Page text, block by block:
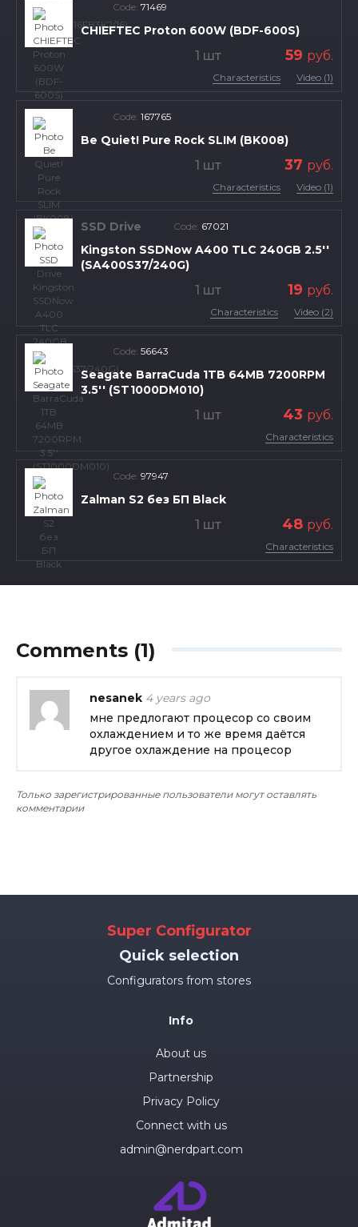
Code: 71469
CHIEFTEC Proton 600W (BDF-600S)
1 шт 59 руб.
Characteristics Video (1)
Code: 167765
Be Quiet! Pure Rock SLIM (BK008)
1 шт 37 руб.
Characteristics Video (1)
SSD Drive Code: 67021
Kingston SSDNow A400 TLC 240GB 2.5''
(SA400S37/240G)
1 шт 19 руб.
Characteristics Video (2)
Code: 56643
Seagate BarraCuda 1TB 64MB 7200RPM
3.5'' (ST1000DM010)
1 шт 43 руб.
Characteristics
Code: 97947
Zalman S2 без БП Black
1 шт 48 руб.
Characteristics
Comments (1)
nesanek 4 years ago
мне предлогают процесор со своим
охлаждением и то же время даётся
другое охлаждение на процесор
Только зарегистрированные пользователи могут оставлять
комментарии
Super Configurator
Quick selection
Configurators from stores
Info
About us
Partnership
Privacy Policy
Connect with us
admin@nerdpart.com